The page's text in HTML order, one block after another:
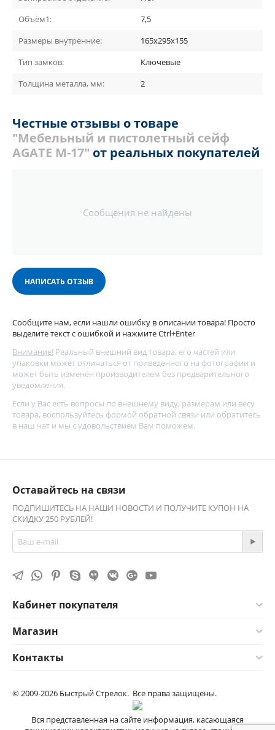
Объём1:
7,5
Размеры внутренние:
165x295x155
Тип замков:
Ключевые
Толщина металла, мм:
2
Честные отзывы о товаре
"Мебельный и пистолетный сейф
AGATE М-17" от реальных покупателей
Сообщения не найдены
НАПИСАТЬ ОТЗЫВ
Сообщите нам, если нашли ошибку в описании товара! Просто
выделите текст с ошибкой и нажмите Ctrl+Enter
Внимание! Реальный внешний вид товара, его частей или
упаковки может отличаться от приведенного на фотографии и
может быть изменён производителем без предварительного
уведомления.
Если у Вас есть вопросы по внешнему виду, размерам или весу
товара, воспользуйтесь формой обратной связи или обратитесь
в наш чат и мы с удовольствием Вам поможем.
Оставайтесь на связи
ПОДПИШИТЕСЬ НА НАШИ НОВОСТИ И ПОЛУЧИТЕ КУПОН НА
СКИДКУ 250 РУБЛЕЙ!
Кабинет покупателя
Магазин
Контакты
© 2009-2026 Быстрый Стрелок. Все права защищены.
Вся представленная на сайте информация, касающаяся